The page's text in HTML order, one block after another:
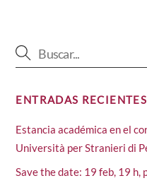
ENTRADAS RECIENTES
Estancia académica en el
Università per Stranieri di
Save the date: 19 feb, 19